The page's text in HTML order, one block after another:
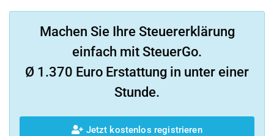
Machen Sie Ihre Steuererklärung
einfach mit SteuerGo.
Ø 1.370 Euro Erstattung in unter einer
Stunde.
Jetzt kostenlos registrieren